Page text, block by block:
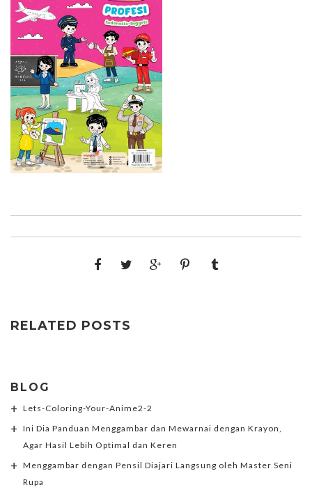
RELATED POSTS
BLOG
Lets-Coloring-Your-Anime2-2
Ini Dia Panduan Menggambar dan Mewarnai dengan Krayon,
Agar Hasil Lebih Optimal dan Keren
Menggambar dengan Pensil Diajari Langsung oleh Master Seni
Rupa